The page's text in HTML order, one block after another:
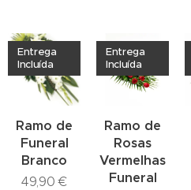
Ramo de
Funeral
Branco
Entrega
Incluída
49,90 €
Ramo de
Rosas
Vermelhas
Funeral
Entrega
Incluída